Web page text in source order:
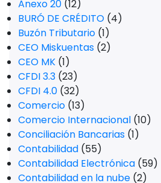
Anexo 20 (12)
BURÓ DE CRÉDITO (4)
Buzón Tributario (1)
CEO Miskuentas (2)
CEO MK (1)
CFDI 3.3 (23)
CFDI 4.0 (32)
Comercio (13)
Comercio Internacional (10)
Conciliación Bancarias (1)
Contabilidad (55)
Contabilidad Electrónica (59)
Contabilidad en la nube (2)